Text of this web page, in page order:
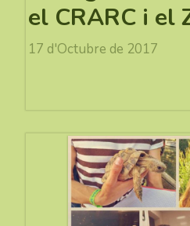
el CRARC i el
17 d'Octubre de 2017